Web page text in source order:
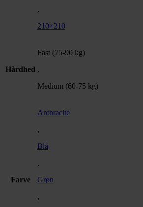
,
210×210
Hårdhed
Fast (75-90 kg)
,
Medium (60-75 kg)
Farve
Anthracite
,
Blå
,
Grøn
,